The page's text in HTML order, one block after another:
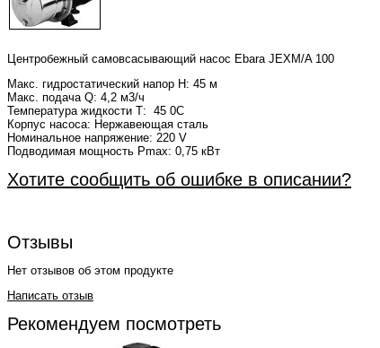
Центробежный самовсасывающий насос Ebara JEXM/A 100
Макс. гидростатический напор H: 45 м
Макс. подача Q: 4,2 м3/ч
Температура жидкости Т: 45 0С
Корпус насоса: Нержавеющая сталь
Номинальное напряжение: 220 V
Подводимая мощность Pmax: 0,75 кВт
Хотите сообщить об ошибке в описании?
Отзывы
Нет отзывов об этом продукте
Написать отзыв
Рекомендуем посмотреть